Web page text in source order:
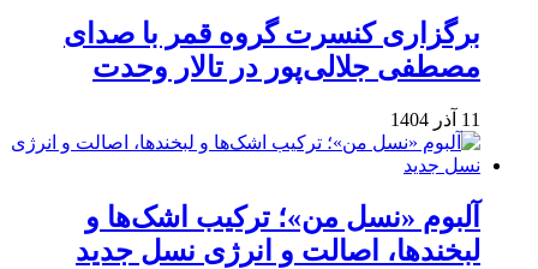
برگزاری کنسرت گروه قمر با صدای
مصطفی جلالی‌پور در تالار وحدت
11 آذر 1404
آلبوم «نسل من»؛ ترکیب اشک‌ها و
لبخندها، اصالت و انرژی نسل جدید